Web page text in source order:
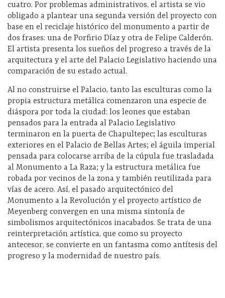
cuatro. Por problemas administrativos, el artista se vio
obligado a plantear una segunda versión del proyecto con
base en el reciclaje histórico del monumento a partir de
dos frases: una de Porfirio Díaz y otra de Felipe Calderón.
El artista presenta los sueños del progreso a través de la
arquitectura y el arte del Palacio Legislativo haciendo una
comparación de su estado actual.
Al no construirse el Palacio, tanto las esculturas como la
propia estructura metálica comenzaron una especie de
diáspora por toda la ciudad: los leones que estaban
pensados para la entrada al Palacio Legislativo
terminaron en la puerta de Chapultepec; las esculturas
exteriores en el Palacio de Bellas Artes; el águila imperial
pensada para colocarse arriba de la cúpula fue trasladada
al Monumento a La Raza; y la estructura metálica fue
robada por vecinos de la zona y también reutilizada para
vías de acero. Así, el pasado arquitectónico del
Monumento a la Revolución y el proyecto artístico de
Meyenberg convergen en una misma sintonía de
simbolismos arquitectónicos inacabados. Se trata de una
reinterpretación artística, que como su proyecto
antecesor, se convierte en un fantasma como antítesis del
progreso y la modernidad de nuestro país.